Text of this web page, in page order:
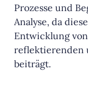
Prozesse und
Analyse, da
Entwicklung
reflektierenden
beiträgt.